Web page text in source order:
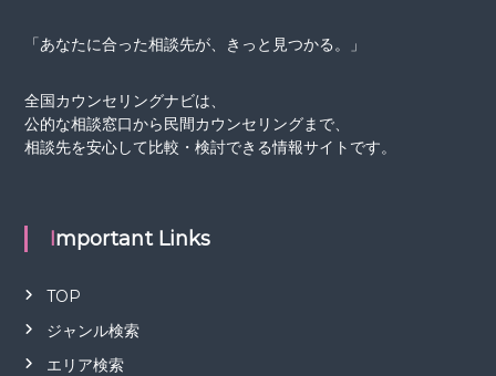
「あなたに合った相談先が、きっと見つかる。」
全国カウンセリングナビは、
公的な相談窓口から民間カウンセリングまで、
相談先を安心して比較・検討できる情報サイトです。
Important Links
TOP
ジャンル検索
エリア検索